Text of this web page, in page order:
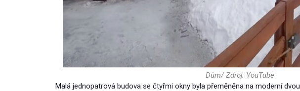
Dům/ Zdroj: YouTube
Malá jednopatrová budova se čtyřmi okny byla přeměněna na moderní